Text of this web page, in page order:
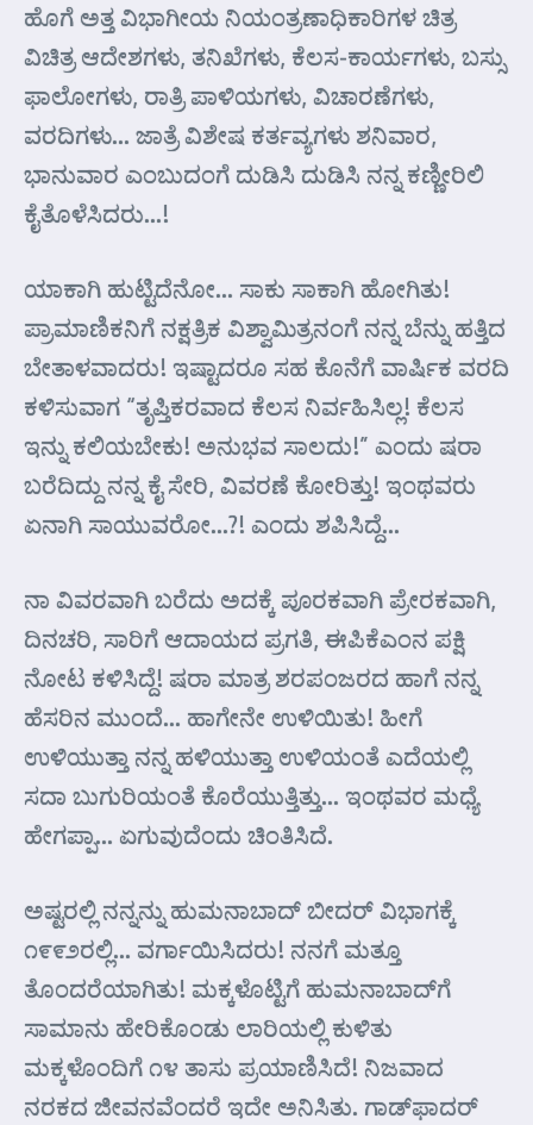
ಹೊಗೆ ಅತ್ತ ವಿಭಾಗೀಯ ನಿಯಂತ್ರಣಾಧಿಕಾರಿಗಳ ಚಿತ್ರ
ವಿಚಿತ್ರ ಆದೇಶಗಳು, ತನಿಖೆಗಳು, ಕೆಲಸ-ಕಾರ್ಯಗಳು, ಬಸ್ಸು
ಫಾಲೋಗಳು, ರಾತ್ರಿ ಪಾಳಿಯಗಳು, ವಿಚಾರಣೆಗಳು,
ವರದಿಗಳು… ಜಾತ್ರೆ ವಿಶೇಷ ಕರ್ತವ್ಯಗಳು ಶನಿವಾರ,
ಭಾನುವಾರ ಎಂಬುದಂಗೆ ದುಡಿಸಿ ದುಡಿಸಿ ನನ್ನ ಕಣ್ಣೀರಿಲಿ
ಕೈತೊಳೆಸಿದರು…!
ಯಾಕಾಗಿ ಹುಟ್ಟಿದೆನೋ… ಸಾಕು ಸಾಕಾಗಿ ಹೋಗಿತು!
ಪ್ರಾಮಾಣಿಕನಿಗೆ ನಕ್ಷತ್ರಿಕ ವಿಶ್ವಾಮಿತ್ರನಂಗೆ ನನ್ನ ಬೆನ್ನು ಹತ್ತಿದ
ಬೇತಾಳವಾದರು! ಇಷ್ಟಾದರೂ ಸಹ ಕೊನೆಗೆ ವಾರ್ಷಿಕ ವರದಿ
ಕಳಿಸುವಾಗ “ತೃಪ್ತಿಕರವಾದ ಕೆಲಸ ನಿರ್ವಹಿಸಿಲ್ಲ! ಕೆಲಸ
ಇನ್ನು ಕಲಿಯಬೇಕು! ಅನುಭವ ಸಾಲದು!” ಎಂದು ಷರಾ
ಬರೆದಿದ್ದು ನನ್ನ ಕೈ ಸೇರಿ, ವಿವರಣೆ ಕೋರಿತ್ತು! ಇಂಥವರು
ಏನಾಗಿ ಸಾಯುವರೋ…?! ಎಂದು ಶಪಿಸಿದ್ದೆ…
ನಾ ವಿವರವಾಗಿ ಬರೆದು ಅದಕ್ಕೆ ಪೂರಕವಾಗಿ ಪ್ರೇರಕವಾಗಿ,
ದಿನಚರಿ, ಸಾರಿಗೆ ಆದಾಯದ ಪ್ರಗತಿ, ಈಪಿಕೆಎಂನ ಪಕ್ಷಿ
ನೋಟ ಕಳಿಸಿದ್ದೆ! ಷರಾ ಮಾತ್ರ ಶರಪಂಜರದ ಹಾಗೆ ನನ್ನ
ಹೆಸರಿನ ಮುಂದೆ… ಹಾಗೇನೇ ಉಳಿಯಿತು! ಹೀಗೆ
ಉಳಿಯುತ್ತಾ ನನ್ನ ಹಳಿಯುತ್ತಾ ಉಳಿಯಂತೆ ಎದೆಯಲ್ಲಿ
ಸದಾ ಬುಗುರಿಯಂತೆ ಕೊರೆಯುತ್ತಿತ್ತು… ಇಂಥವರ ಮಧ್ಯೆ
ಹೇಗಪ್ಪಾ… ಏಗುವುದೆಂದು ಚಿಂತಿಸಿದೆ.
ಅಷ್ಟರಲ್ಲಿ ನನ್ನನ್ನು ಹುಮನಾಬಾದ್ ಬೀದರ್‌ ವಿಭಾಗಕ್ಕೆ
೧೯೯೨ರಲ್ಲಿ… ವರ್ಗಾಯಿಸಿದರು! ನನಗೆ ಮತ್ತೂ
ತೊಂದರೆಯಾಗಿತು! ಮಕ್ಕಳೊಟ್ಟಿಗೆ ಹುಮನಾಬಾದ್‌ಗೆ
ಸಾಮಾನು ಹೇರಿಕೊಂಡು ಲಾರಿಯಲ್ಲಿ ಕುಳಿತು
ಮಕ್ಕಳೊಂದಿಗೆ ೧೪ ತಾಸು ಪ್ರಯಾಣಿಸಿದೆ! ನಿಜವಾದ
ನರಕದ ಜೀವನವೆಂದರೆ ಇದೇ ಅನಿಸಿತು. ಗಾಡ್‌ಫಾದರ್